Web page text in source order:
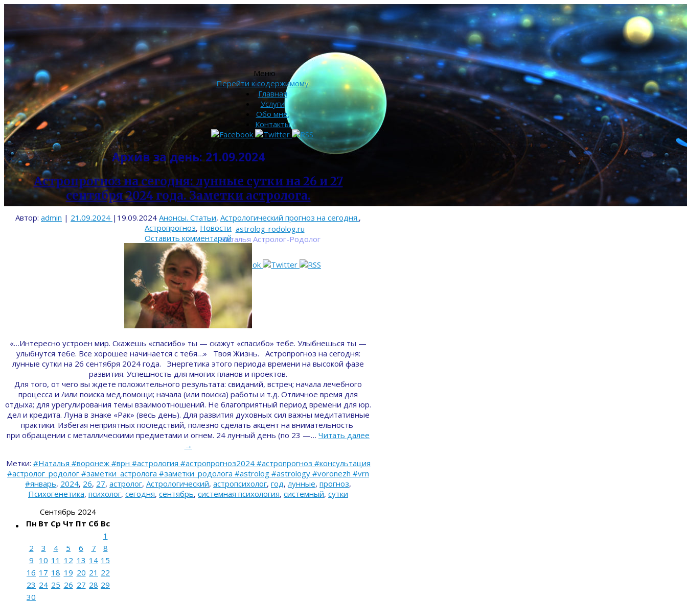
astrolog-rodolog.ru
Наталья Астролог-Родолог
Меню
Перейти к содержимому
Главная
Услуги
Обо мне.
Контакты
Архив за день: 21.09.2024
Астропрогноз на сегодня: лунные сутки на 26 и 27
сентября 2024 года. Заметки астролога.
Автор: admin | 21.09.2024 | 19.09.2024 Анонсы. Статьи, Астрологический прогноз на сегодня.,
Астропрогноз, Новости
Оставить комментарий
«…Интересно устроен мир. Скажешь «спасибо» ты — скажут «спасибо» тебе. Улыбнешься ты —
улыбнутся тебе. Все хорошее начинается с тебя…» Твоя Жизнь. Астропрогноз на сегодня:
лунные сутки на 26 сентября 2024 года. Энергетика этого периода времени на высокой фазе
развития. Успешность для многих планов и проектов.
Для того, от чего вы ждете положительного результата: свиданий, встреч; начала лечебного
процесса и /или поиска мед.помощи; начала (или поиска) работы и т.д. Отличное время для
отдыха; для урегулирования темы взаимоотношений. Не благоприятный период времени для юр.
дел и кредита. Луна в знаке «Рак» (весь день). Для развития духовных сил важны медитативные
практики. Избегая неприятных последствий, полезно сделать акцент на внимательность
при обращении с металлическими предметами и огнем. 24 лунный день (по 23 —… Читать далее
→
Метки: #Наталья #воронеж #врн #астрология #астропрогноз2024 #астропрогноз #консультация
#астролог_родолог #заметки_астролога #заметки_родолога #astrolog #astrology #voronezh #vrn
#январь, 2024, 26, 27, астролог, Астрологический, астропсихолог, год, лунные, прогноз,
Психогенетика, психолог, сегодня, сентябрь, системная психология, системный, сутки
Сентябрь 2024
Пн Вт Ср Чт Пт Сб Вс
1
2
3 4 5 6 7
8
9 10 11 12 13 14 15
16 17 18 19 20 21 22
23 24 25 26 27 28 29
30